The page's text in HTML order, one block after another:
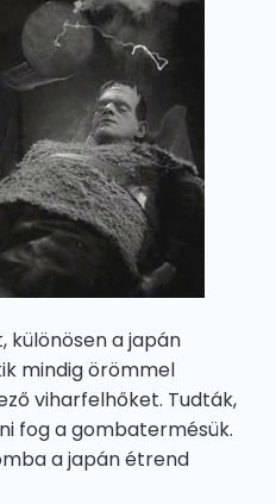
különösen a japán
mindig örömmel
viharfelhőket. Tudták,
fog a gombatermésük.
a japán étrend